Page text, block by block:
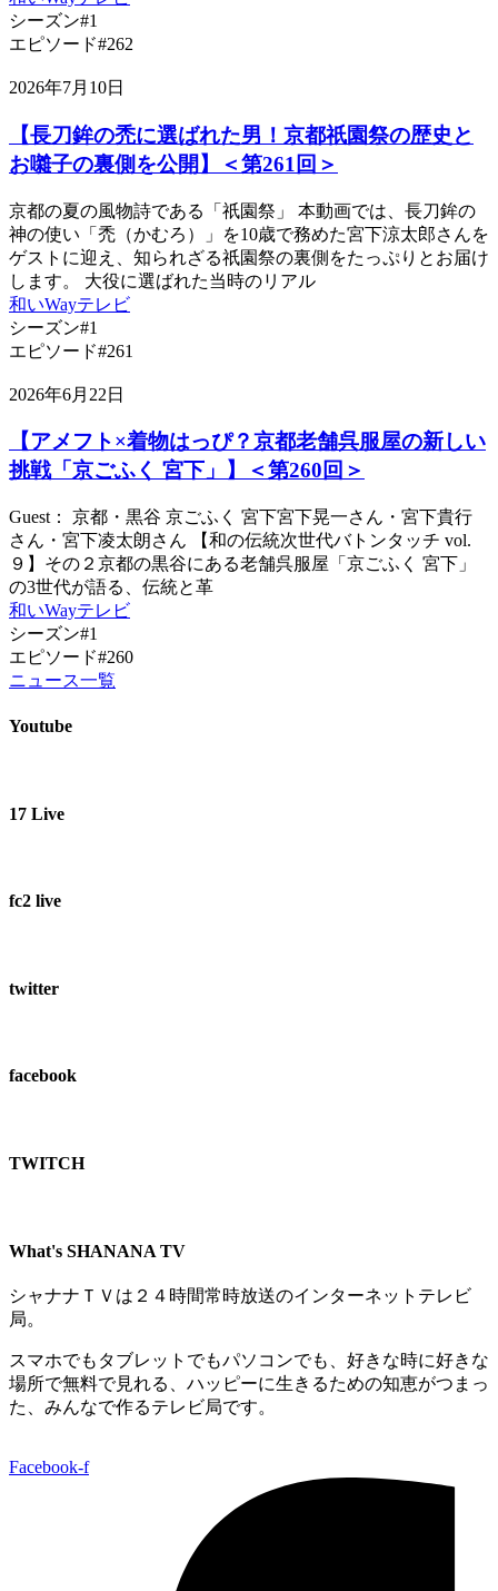
シーズン#1
エピソード#262
2026年7月10日
【長刀鉾の禿に選ばれた男！京都祇園祭の歴史と
お囃子の裏側を公開】＜第261回＞
京都の夏の風物詩である「祇園祭」 本動画では、長刀鉾の
神の使い「禿（かむろ）」を10歳で務めた宮下涼太郎さんを
ゲストに迎え、知られざる祇園祭の裏側をたっぷりとお届け
します。 大役に選ばれた当時のリアル
和いWayテレビ
シーズン#1
エピソード#261
2026年6月22日
【アメフト×着物はっぴ？京都老舗呉服屋の新しい
挑戦「京ごふく 宮下」】＜第260回＞
Guest： 京都・黒谷 京ごふく 宮下宮下晃一さん・宮下貴行
さん・宮下凌太朗さん 【和の伝統次世代バトンタッチ vol.
９】その２京都の黒谷にある老舗呉服屋「京ごふく 宮下」
の3世代が語る、伝統と革
和いWayテレビ
シーズン#1
エピソード#260
ニュース一覧
Youtube
17 Live
fc2 live
twitter
facebook
TWITCH​
What's SHANANA TV
シャナナＴＶは２４時間常時放送のインターネットテレビ
局。
スマホでもタブレットでもパソコンでも、好きな時に好きな
場所で無料で見れる、 ハッピーに生きるための知恵がつまっ
た、みんなで作るテレビ局です。
Facebook-f